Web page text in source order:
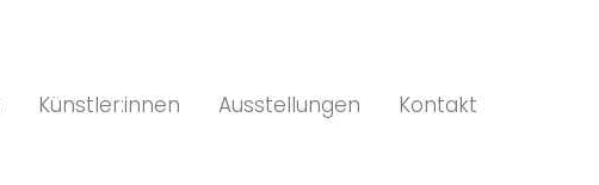
Künstler:innen Ausstellungen Kontakt